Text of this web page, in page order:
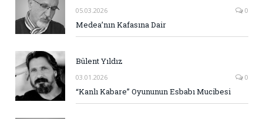
05.03.2026 0
Medea’nın Kafasına Dair
Bülent Yıldız
03.01.2026 0
“Kanlı Kabare” Oyununun Esbabı Mucibesi